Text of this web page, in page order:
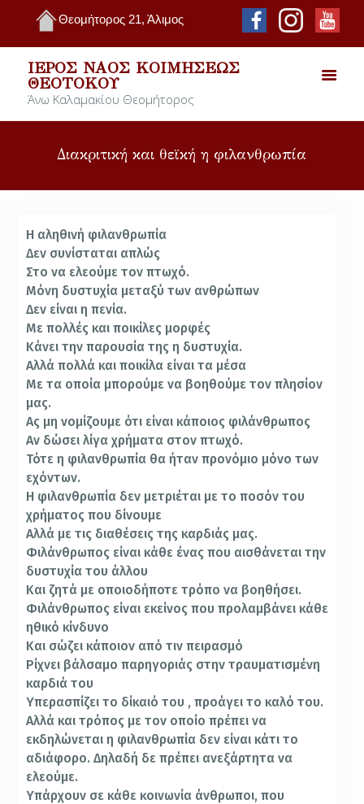
Θεομήτορος 21, Άλιμος
ΙΕΡΌΣ ΝΑΌΣ ΚΟΙΜΉΣΕΩΣ
ΘΕΟΤΌΚΟΥ
Άνω Καλαμακίου Θεομήτορος
Διακριτική και θεϊκή η φιλανθρωπία
Η αληθινή φιλανθρωπία
Δεν συνίσταται απλώς
Στο να ελεούμε τον πτωχό.
Μόνη δυστυχία μεταξύ των ανθρώπων
Δεν είναι η πενία.
Με πολλές και ποικίλες μορφές
Κάνει την παρουσία της η δυστυχία.
Αλλά πολλά και ποικίλα είναι τα μέσα
Με τα οποία μπορούμε να βοηθούμε τον πλησίον
μας.
Ας μη νομίζουμε ότι είναι κάποιος φιλάνθρωπος
Αν δώσει λίγα χρήματα στον πτωχό.
Τότε η φιλανθρωπία θα ήταν προνόμιο μόνο των
εχόντων.
Η φιλανθρωπία δεν μετριέται με το ποσόν του
χρήματος που δίνουμε
Αλλά με τις διαθέσεις της καρδιάς μας.
Φιλάνθρωπος είναι κάθε ένας που αισθάνεται την
δυστυχία του άλλου
Και ζητά με οποιοδήποτε τρόπο να βοηθήσει.
Φιλάνθρωπος είναι εκείνος που προλαμβάνει κάθε
ηθικό κίνδυνο
Και σώζει κάποιον από τιν πειρασμό
Ρίχνει βάλσαμο παρηγοριάς στην τραυματισμένη
καρδιά του
Υπερασπίζει το δίκαιό του , προάγει το καλό του.
Αλλά και τρόπος με τον οποίο πρέπει να
εκδηλώνεται η φιλανθρωπία δεν είναι κάτι το
αδιάφορο. Δηλαδή δε πρέπει ανεξάρτητα να
ελεούμε.
Υπάρχουν σε κάθε κοινωνία άνθρωποι, που